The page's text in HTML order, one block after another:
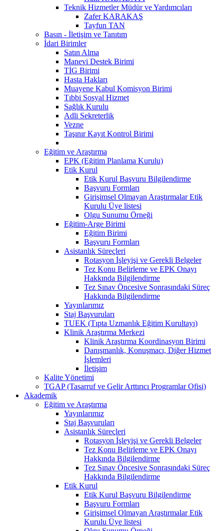
Teknik Hizmetler Müdür ve Yardımcıları
Zafer KARAKAŞ
Tayfun TAN
Basın - İletişim ve Tanıtım
İdari Birimler
Satın Alma
Manevi Destek Birimi
TİG Birimi
Hasta Hakları
Muayene Kabul Komisyon Birimi
Tıbbi Sosyal Hizmet
Sağlık Kurulu
Adli Sekreterlik
Vezne
Taşınır Kayıt Kontrol Birimi
Eğitim ve Araştırma
EPK (Eğitim Planlama Kurulu)
Etik Kurul
Etik Kurul Başvuru Bilgilendirme
Başvuru Formları
Girişimsel Olmayan Araştırmalar Etik
Kurulu Üye listesi
Olgu Sunumu Örneği
Eğitim-Arge Birimi
Eğitim Birimi
Başvuru Formları
Asistanlık Süreçleri
Rotasyon İşleyişi ve Gerekli Belgeler
Tez Konu Belirleme ve EPK Onayı
Hakkında Bilgilendirme
Tez Sınav Öncesive Sonrasındaki Süreç
Hakkında Bilgilendirme
Yayınlarımız
Staj Başvuruları
TUEK (Tıpta Uzmanlık Eğitim Kurultayı)
Klinik Araştırma Merkezi
Klinik Araştırma Koordinasyon Birimi
Danışmanlık, Konuşmacı, Diğer Hizmet
İşlemleri
İletişim
Kalite Yönetimi
TGAP (Tasarruf ve Gelir Arttırıcı Programlar Ofisi)
Akademik
Eğitim ve Araştırma
Yayınlarımız
Staj Başvuruları
Asistanlık Süreçleri
Rotasyon İşleyişi ve Gerekli Belgeler
Tez Konu Belirleme ve EPK Onayı
Hakkında Bilgilendirme
Tez Sınav Öncesive Sonrasındaki Süreç
Hakkında Bilgilendirme
Etik Kurul
Etik Kurul Başvuru Bilgilendirme
Başvuru Formları
Girişimsel Olmayan Araştırmalar Etik
Kurulu Üye listesi